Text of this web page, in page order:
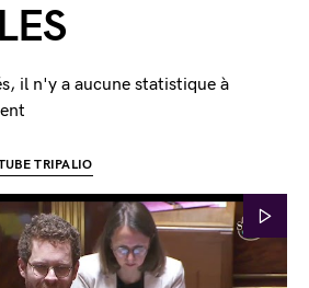
il n'y a aucune statistique à
TRIPALIO